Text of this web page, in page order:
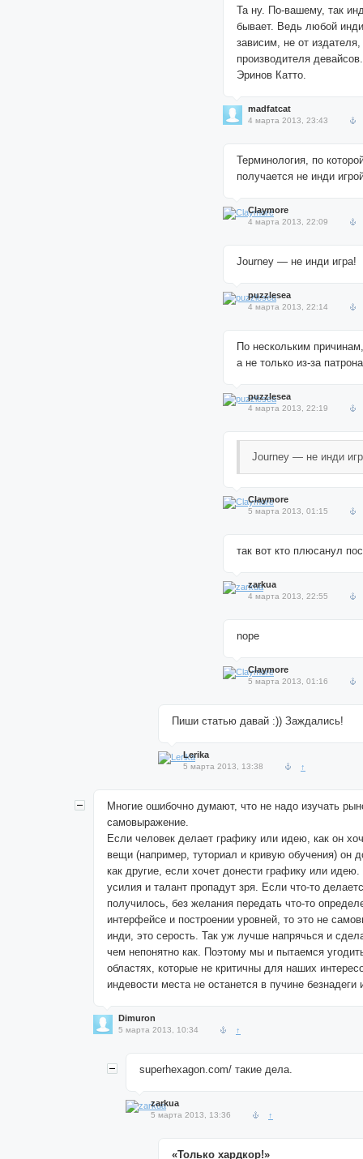
Та ну. По-вашему, так
бывает. Ведь любой
зависим, не от
производителя
Эринов Катто.
madfatcat
4 марта 2013, 23:43
Терминология, по
получается не инди
Claymore
4 марта 2013, 22:09
Journey — не инди игра!
puzzlesea
4 марта 2013, 22:14
По нескольким
а не только из-за
puzzlesea
4 марта 2013, 22:19
Journey — не инди
Claymore
5 марта 2013, 01:15
так вот кто плюсанул
zarkua
4 марта 2013, 22:55
nope
Claymore
5 марта 2013, 01:16
Пиши статью давай :)) Заждались!
Lerika
5 марта 2013, 13:38 ↑
Многие ошибочно думают, что не надо изучать
самовыражение.
Если человек делает графику или идею, как он
вещи (например, туториал и кривую обучения) он
как другие, если хочет донести графику или идею.
усилия и талант пропадут зря. Если что-то
получилось, без желания передать что-то
интерфейсе и построении уровней, то это не
инди, это серость. Так уж лучше напрячься и
чем непонятно как. Поэтому мы и пытаемся
областях, которые не критичны для наших
индевости места не останется в пучине безнадеги
Dimuron
5 марта 2013, 10:34 ↑
superhexagon.com/ такие дела.
zarkua
5 марта 2013, 13:36 ↑
«Только хардкор!»